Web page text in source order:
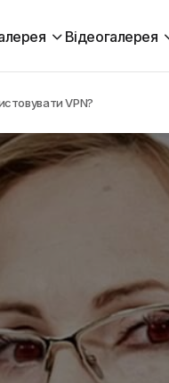
Відеогалерея
VPN?